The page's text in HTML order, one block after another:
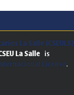
La Salle (CSEULS)
La Salle is
License.